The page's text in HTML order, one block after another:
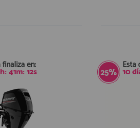
en:
h:41m:11s 25%
Esta
10